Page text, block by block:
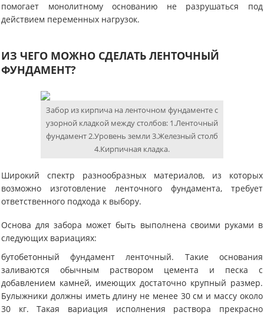
помогает монолитному основанию не разрушаться под
действием переменных нагрузок.
ИЗ ЧЕГО МОЖНО СДЕЛАТЬ ЛЕНТОЧНЫЙ
ФУНДАМЕНТ?
Забор из кирпича на ленточном фундаменте с
узорной кладкой между столбов: 1.Ленточный
фундамент 2.Уровень земли 3.Железный столб
4.Кирпичная кладка.
Широкий спектр разнообразных материалов, из которых
возможно изготовление ленточного фундамента, требует
ответственного подхода к выбору.
Основа для забора может быть выполнена своими руками в
следующих вариациях:
бутобетонный фундамент ленточный. Такие основания
заливаются обычным раствором цемента и песка с
добавлением камней, имеющих достаточно крупный размер.
Булыжники должны иметь длину не менее 30 см и массу около
30 кг. Такая вариация исполнения раствора прекрасно